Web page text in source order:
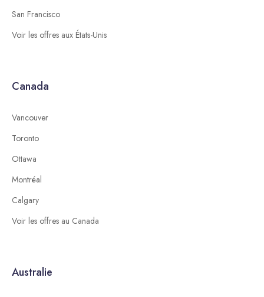
San Francisco
Voir les offres aux États-Unis
Canada
Vancouver
Toronto
Ottawa
Montréal
Calgary
Voir les offres au Canada
Australie